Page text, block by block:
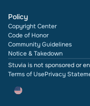
Policy
Copyright Center
Code of Honor
Community Guidelines
Notice & Takedown
Stuvia is not sponsored or
Terms of UsePrivacy